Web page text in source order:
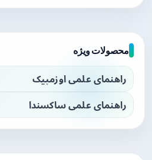
محصولات ویژه
راهنمای علمی اوزمپیک
راهنمای علمی ساکسندا